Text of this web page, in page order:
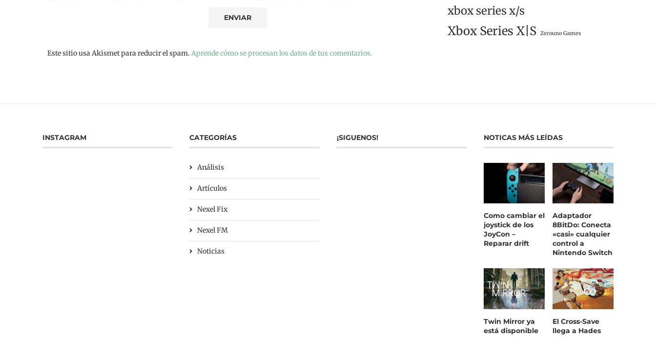
Este sitio usa Akismet para reducir el spam. Aprende cómo se procesan los datos de tus comentarios.
xbox series x/s
Xbox Series X|S Zerouno Games
INSTAGRAM CATEGORÍAS
Análisis
Artículos
Nexel Fix
Nexel FM
Noticias
¡SIGUENOS! NOTICAS MÁS LEÍDAS
Como cambiar el
joystick de los
JoyCon –
Reparar drift
Adaptador
8BitDo: Conecta
«casi» cualquier
control a
Nintendo Switch
Twin Mirror ya
está disponible
El Cross-Save
llega a Hades